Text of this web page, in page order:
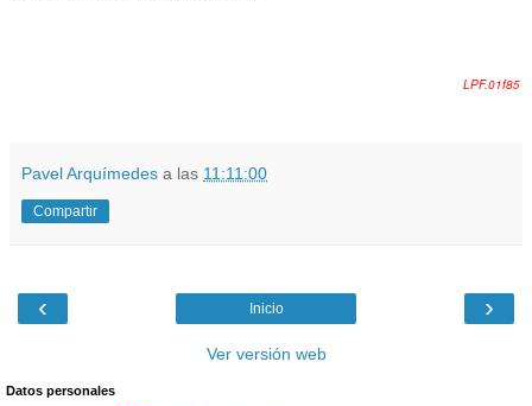
LPF.01f85
Pavel Arquímedes a las 11:11:00
Compartir
‹ ›
Inicio
Ver versión web
Datos personales